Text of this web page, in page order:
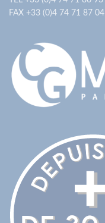
FAX +33 (0)4 74 71 87 04